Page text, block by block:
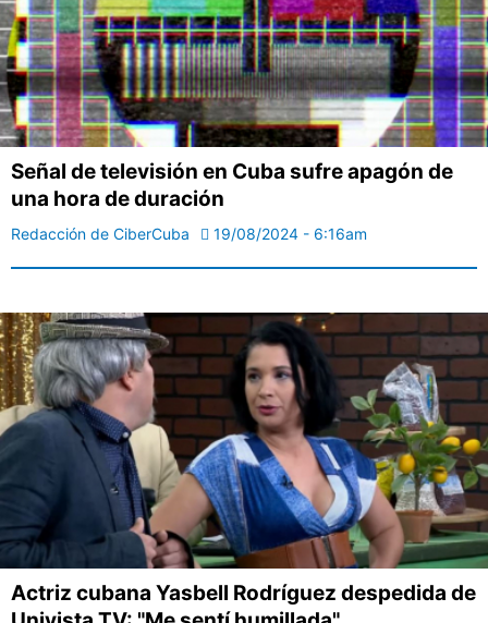
Señal de televisión en Cuba sufre apagón de
una hora de duración
Redacción de CiberCuba 19/08/2024 - 6:16am
Actriz cubana Yasbell Rodríguez despedida de